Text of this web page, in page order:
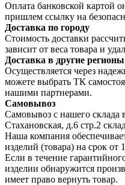
Оплата банковской картой
пришлем ссылку на
Доставка по городу
Стоимость доставки
зависит от веса товара и
Доставка в другие регионы
Осуществляется через
можете выбрать ТК
нашими партнерами.
Самовывоз
Самовывоз с нашего склада
Стахановская, д.6 стр.2
Наша компания
изделий (товара) на срок от
Если в течение
изделии обнаружится
имеет право вернуть товар.